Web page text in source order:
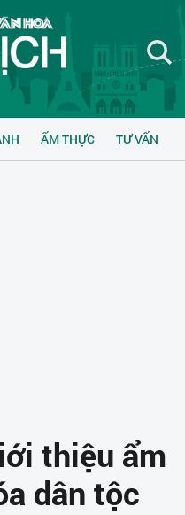
ẨM THỰC TƯ VẤN
thiệu ẩm
dân tộc